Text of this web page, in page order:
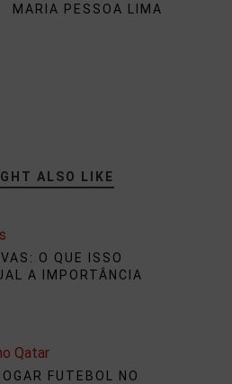
MARIA PESSOA LIMA
ALSO LIKE
O QUE ISSO
A IMPORTÂNCIA
FUTEBOL NO